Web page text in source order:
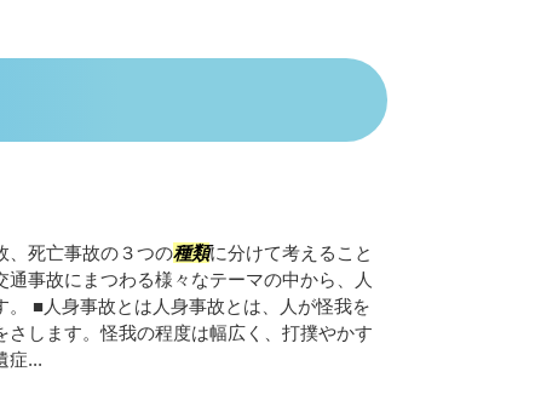
、死亡事故の３つの種類に分けて考えること
事故にまつわる様々なテーマの中から、人
■人身事故とは人身事故とは、人が怪我を
さします。怪我の程度は幅広く、打撲やかす
症...